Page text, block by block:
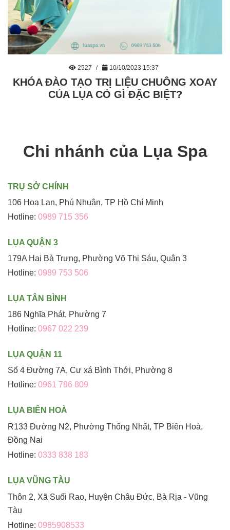
2527 10/10/2023 15:37
KHÓA ĐÀO TẠO TRỊ LIỆU CHUÔNG XOAY
CỦA LỤA CÓ GÌ ĐẶC BIỆT?
Chi nhánh của Lụa Spa
TRỤ SỞ CHÍNH
106 Hoa Lan, Phú Nhuận, TP Hồ Chí Minh
Hotline: 0989 715 356
LỤA QUẬN 3
179A Hai Bà Trưng, Phường Võ Thị Sáu, Quận 3
Hotline: 0989 753 506
LỤA TÂN BÌNH
186 Nghĩa Phát, Phường 7
Hotline: 0967 022 239
LỤA QUẬN 11
Số 4 Đường 7A, Cư xá Bình Thới, Phường 8
Hotline: 0961 786 809
LỤA BIÊN HOÀ
R133 Đường N2, Phường Thống Nhất, TP Biên Hoà,
Đồng Nai
Hotline: 0333 838 183
LỤA VŨNG TÀU
Thôn 2, Xã Suối Rao, Huyện Châu Đức, Bà Rịa - Vũng
Tàu
Hotline: 0985908533